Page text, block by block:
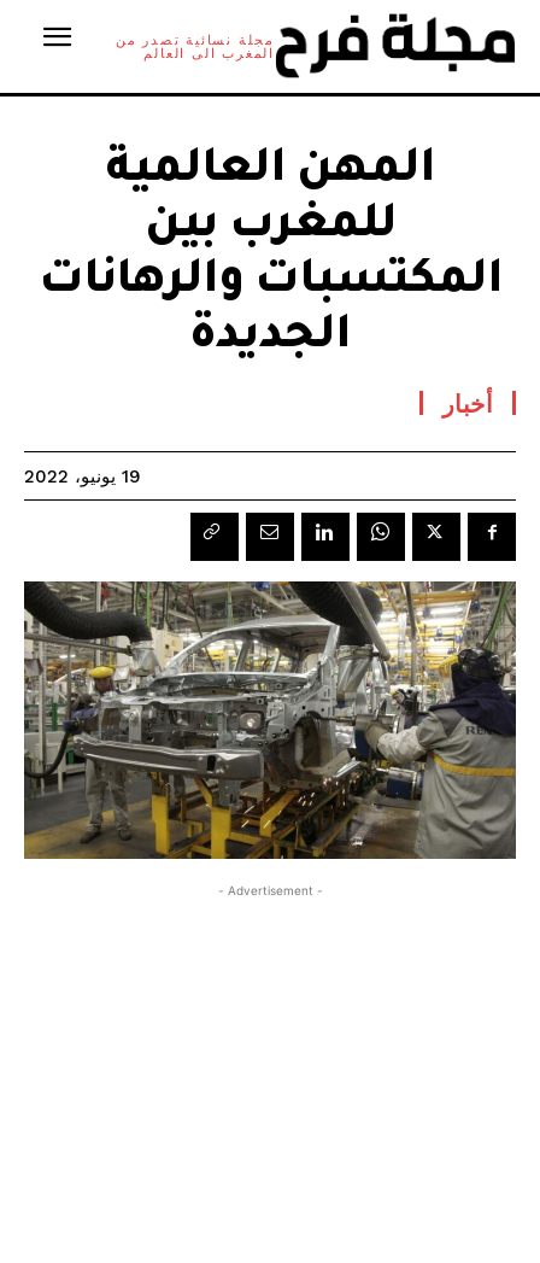
مجلة نسائية تصدر من
المغرب الى العالم
المهن العالمية
للمغرب بين
المكتسبات والرهانات
الجديدة
أخبار
19 يونيو، 2022
- Advertisement -